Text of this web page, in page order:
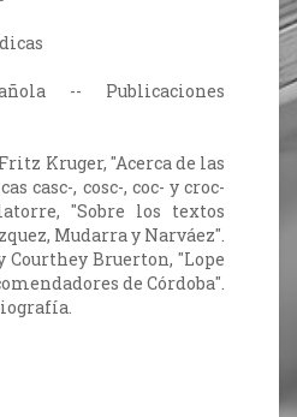
-- Publicaciones
Kruger, "Acerca de las
casc-, cosc-, coc- y croc-
"Sobre los textos
Mudarra y Narváez".
Courthey Bruerton, "Lope
de Córdoba".